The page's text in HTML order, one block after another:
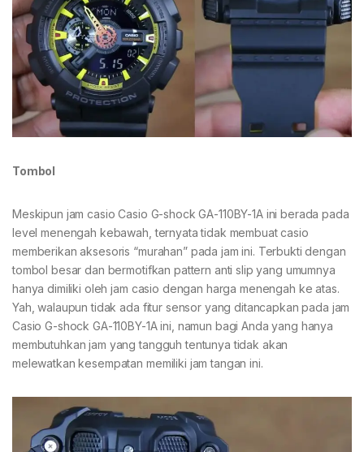
Tombol
Meskipun jam casio Casio G-shock GA-110BY-1A ini berada pada
level menengah kebawah, ternyata tidak membuat casio
memberikan aksesoris “murahan” pada jam ini. Terbukti dengan
tombol besar dan bermotifkan pattern anti slip yang umumnya
hanya dimiliki oleh jam casio dengan harga menengah ke atas.
Yah, walaupun tidak ada fitur sensor yang ditancapkan pada jam
Casio G-shock GA-110BY-1A ini, namun bagi Anda yang hanya
membutuhkan jam yang tangguh tentunya tidak akan
melewatkan kesempatan memiliki jam tangan ini.